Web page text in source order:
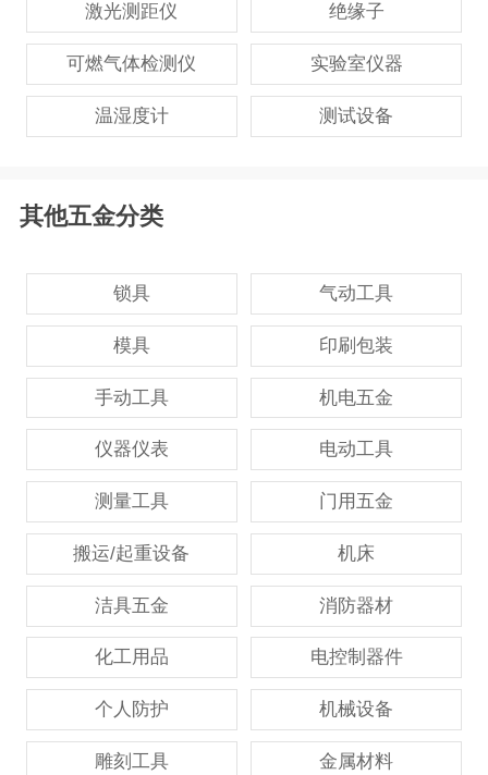
激光测距仪 绝缘子
可燃气体检测仪 实验室仪器
温湿度计 测试设备
其他五金分类
锁具 气动工具
模具 印刷包装
手动工具 机电五金
仪器仪表 电动工具
测量工具 门用五金
搬运/起重设备 机床
洁具五金 消防器材
化工用品 电控制器件
个人防护 机械设备
雕刻工具 金属材料